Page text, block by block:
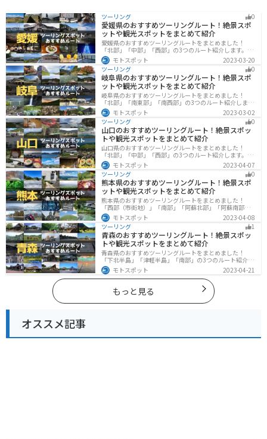
ツーリング 0
愛媛県のおすすめツーリングルート！絶景スポ
ットや観光スポットをまとめて紹介
愛媛県のおすすめツーリングルートをまとめました！
「北部」「中部」「西部」の3つのルート紹介します。山
や海といった自然だけでなく、気軽に渡れる島もあり
様々な楽しみ方ができます。バイクで愛媛県にツーリン
グに行く際は参考にしてください。
モトスポット
2023-03-20
ツーリング
0
岐阜県のおすすめツーリングルート！絶景スポ
ットや観光スポットをまとめて紹介
岐阜県のおすすめツーリングルートをまとめました！
「北部」「南東部」「南西部」の3つのルート紹介しま
す。自然豊かな山が充実しており、山を生かした施設や
グルメ、絶景スポットなど、自然を満喫するツーリング
ができます。バイクで岐阜県にツーリングに行く際は参
考にしてください。
モトスポット
2023-03-02
ツーリング
0
山口のおすすめツーリングルート！絶景スポッ
トや観光スポットをまとめて紹介
山口県のおすすめツーリングルートをまとめました！
「北部」「中部」「西部」の3つのルート紹介します。美
しい海岸線や山々を楽しむことができます。バイクで山
口県にツーリングに行く際は参考にしてください。
モトスポット
2023-04-07
ツーリング
0
熊本県のおすすめツーリングルート！絶景スポ
ットや観光スポットをまとめて紹介
熊本県のおすすめツーリングルートをまとめました！
「西部（市街地）」「南部」「阿蘇北部」「阿蘇南部」
の4つのルート紹介します。阿蘇山や天草諸島をはじめと
した豊かな自然や、熊本城や水前寺成趣園など歴史ある
観光スポットが多数あり、様々な楽しみ方ができます。
バイクで熊本県にツーリングに行く際は参考にしてくだ
さい。
モトスポット
2023-04-08
ツーリング
1
青森のおすすめツーリングルート！絶景スポッ
トや観光スポットをまとめて紹介
青森県のおすすめツーリングルートをまとめました！
「下北半島」「津軽半島」「南部」の3つのルート紹介し
ます。自然に恵まれた風光明媚な景色や歴史文化に触れ
られる観光スポットが多くあります。バイクで青森県に
ツーリングに行く際は参考にしてください。
モトスポット 2023-04-21
もっと見る
オススメ記事